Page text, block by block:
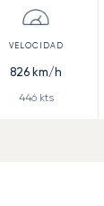
826 km/h
446kts